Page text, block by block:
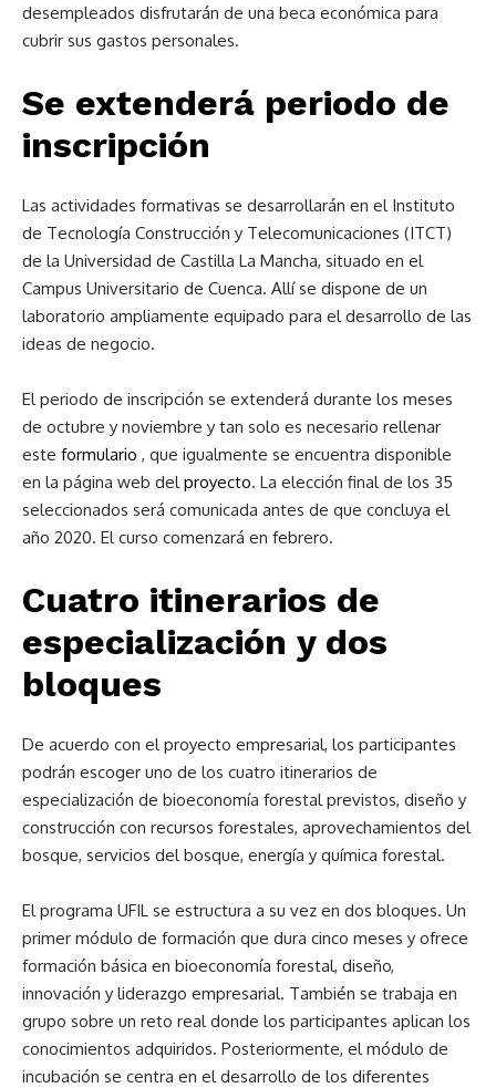
desempleados disfrutarán de una beca económica para
cubrir sus gastos personales.
Se extenderá periodo de
inscripción
Las actividades formativas se desarrollarán en el Instituto
de Tecnología Construcción y Telecomunicaciones (ITCT)
de la Universidad de Castilla La Mancha, situado en el
Campus Universitario de Cuenca. Allí se dispone de un
laboratorio ampliamente equipado para el desarrollo de las
ideas de negocio.
El periodo de inscripción se extenderá durante los meses
de octubre y noviembre y tan solo es necesario rellenar
este formulario , que igualmente se encuentra disponible
en la página web del proyecto. La elección final de los 35
seleccionados será comunicada antes de que concluya el
año 2020. El curso comenzará en febrero.
Cuatro itinerarios de
especialización y dos
bloques
De acuerdo con el proyecto empresarial, los participantes
podrán escoger uno de los cuatro itinerarios de
especialización de bioeconomía forestal previstos, diseño y
construcción con recursos forestales, aprovechamientos del
bosque, servicios del bosque, energía y química forestal.
El programa UFIL se estructura a su vez en dos bloques. Un
primer módulo de formación que dura cinco meses y ofrece
formación básica en bioeconomía forestal, diseño,
innovación y liderazgo empresarial. También se trabaja en
grupo sobre un reto real donde los participantes aplican los
conocimientos adquiridos. Posteriormente, el módulo de
incubación se centra en el desarrollo de los diferentes